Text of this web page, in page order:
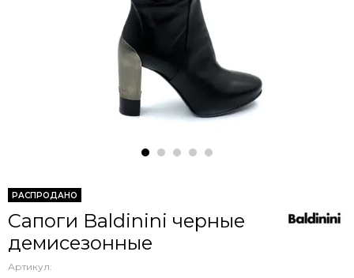
РАСПРОДАНО
Сапоги Baldinini черные
демисезонные
Артикул: